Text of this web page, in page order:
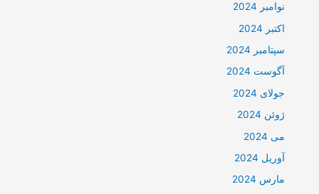
نوامبر 2024
اکتبر 2024
سپتامبر 2024
آگوست 2024
جولای 2024
ژوئن 2024
می 2024
آوریل 2024
مارس 2024